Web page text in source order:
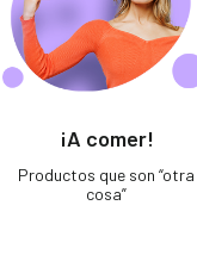
¡A comer!
Productos que son “otra
cosa”